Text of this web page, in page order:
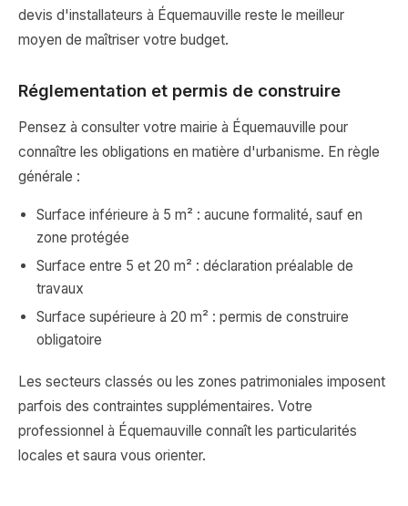
devis d'installateurs à Équemauville reste le meilleur
moyen de maîtriser votre budget.
Réglementation et permis de construire
Pensez à consulter votre mairie à Équemauville pour
connaître les obligations en matière d'urbanisme. En règle
générale :
Surface inférieure à 5 m² : aucune formalité, sauf en
zone protégée
Surface entre 5 et 20 m² : déclaration préalable de
travaux
Surface supérieure à 20 m² : permis de construire
obligatoire
Les secteurs classés ou les zones patrimoniales imposent
parfois des contraintes supplémentaires. Votre
professionnel à Équemauville connaît les particularités
locales et saura vous orienter.